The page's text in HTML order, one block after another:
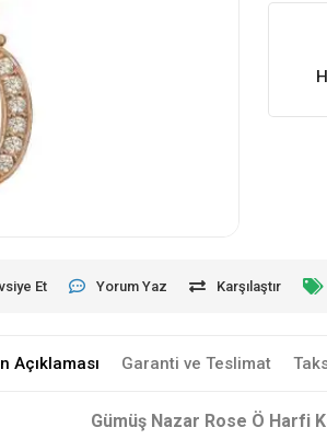
Et Yorum Yaz Karşılaştır
Açıklaması Garanti ve Teslimat
Gümüş Nazar Rose Ö Harfi